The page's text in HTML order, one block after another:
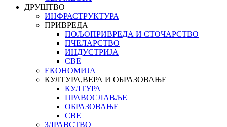
ДРУШТВО
ИНФРАСТРУКТУРА
ПРИВРЕДА
ПОЉОПРИВРЕДА И СТОЧАРСТВО
ПЧЕЛАРСТВО
ИНДУСТРИЈА
СВЕ
ЕКОНОМИЈА
КУЛТУРА,ВЕРА И ОБРАЗОВАЊЕ
КУЛТУРА
ПРАВОСЛАВЉЕ
ОБРАЗОВАЊЕ
СВЕ
ЗДРАВСТВО